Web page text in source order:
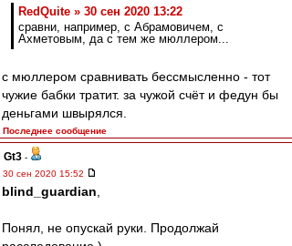
RedQuite » 30 сен 2020 13:22
сравни, например, с Абрамовичем, с
Ахметовым, да с тем же мюллером...
с мюллером сравнивать бессмысленно - тот
чужие бабки тратит. за чужой счёт и федун бы
деньгами швырялся.
Последнее сообщение
Gt3 -
30 сен 2020 15:52
blind_guardian
Понял, не опускай руки. Продолжай